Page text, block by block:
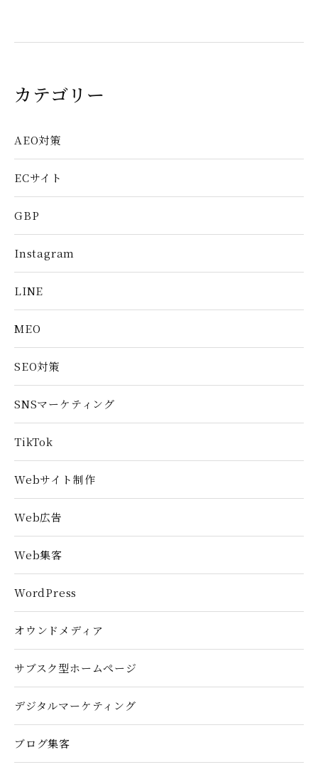
カテゴリー
AEO対策
ECサイト
GBP
Instagram
LINE
MEO
SEO対策
SNSマーケティング
TikTok
Webサイト制作
Web広告
Web集客
WordPress
オウンドメディア
サブスク型ホームぺージ
デジタルマーケティング
ブログ集客